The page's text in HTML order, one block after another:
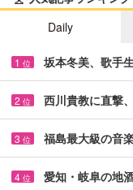
Daily
1 位 坂本冬美、歌手
2 位 西川貴教に直撃
3 位 福島最大級の音
4 位 愛知・岐阜の地